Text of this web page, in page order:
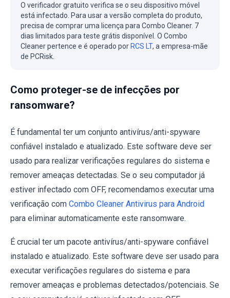
O verificador gratuito verifica se o seu dispositivo móvel
está infectado. Para usar a versão completa do produto,
precisa de comprar uma licença para Combo Cleaner. 7
dias limitados para teste grátis disponível. O Combo
Cleaner pertence e é operado por RCS LT, a empresa-mãe
de PCRisk.
Como proteger-se de infecções por
ransomware?
É fundamental ter um conjunto antivírus/anti-spyware
confiável instalado e atualizado. Este software deve ser
usado para realizar verificações regulares do sistema e
remover ameaças detectadas. Se o seu computador já
estiver infectado com OFF, recomendamos executar uma
verificação com Combo Cleaner Antivirus para Android
para eliminar automaticamente este ransomware.
É crucial ter um pacote antivírus/anti-spyware confiável
instalado e atualizado. Este software deve ser usado para
executar verificações regulares do sistema e para
remover ameaças e problemas detectados/potenciais. Se